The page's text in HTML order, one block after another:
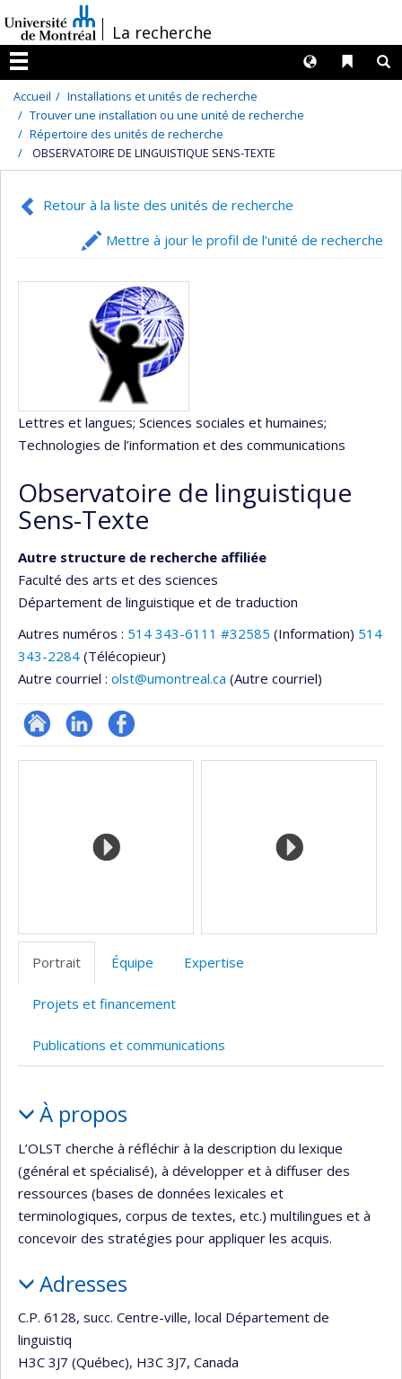
au
contenu
/La recherche
Menu
Liens
Langues
Accueil
Installations et unités de recherche
Trouver une installation ou une unité de recherche
Répertoire des unités de recherche
OBSERVATOIRE DE LINGUISTIQUE SENS-TEXTE
Retour à la liste des unités de recherche
Mettre à jour le profil de l’unité de recherche
Lettres et langues; Sciences sociales et humaines;
Technologies de l’information et des communications
Observatoire de linguistique
Sens-Texte
Autre structure de recherche affiliée
Faculté des arts et des sciences
Département de linguistique et de traduction
Autres numéros : 514 343-6111 #32585 (Information) 514
343-2284 (Télécopieur)
Autre courriel : olst@umontreal.ca (Autre courriel)
Site
LinkedInProfil
Médias
Portrait Équipe Expertise
Projets et financement
Publications et communications
Portrait
À propos
L’OLST cherche à réfléchir à la description du lexique
(général et spécialisé), à développer et à diffuser des
ressources (bases de données lexicales et
terminologiques, corpus de textes, etc.) multilingues et à
concevoir des stratégies pour appliquer les acquis.
Adresses
C.P. 6128, succ. Centre-ville, local Département de
linguistiq
H3C 3J7 (Québec), H3C 3J7, Canada